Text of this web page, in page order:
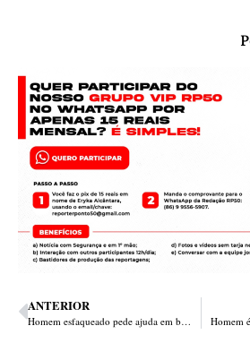
ANTERIOR
Homem esfaqueado pede ajuda em bar na zona Sudeste e é levado o HUT